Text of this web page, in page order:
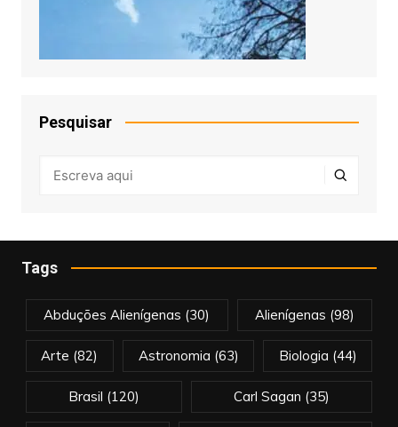
Pesquisar
Tags
Abduções Alienígenas (30) Alienígenas (98)
Arte (82) Astronomia (63) Biologia (44)
Brasil (120) Carl Sagan (35)